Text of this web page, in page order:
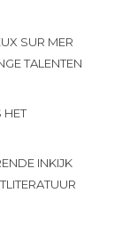
SUR MER
TALENTEN
INKIJK